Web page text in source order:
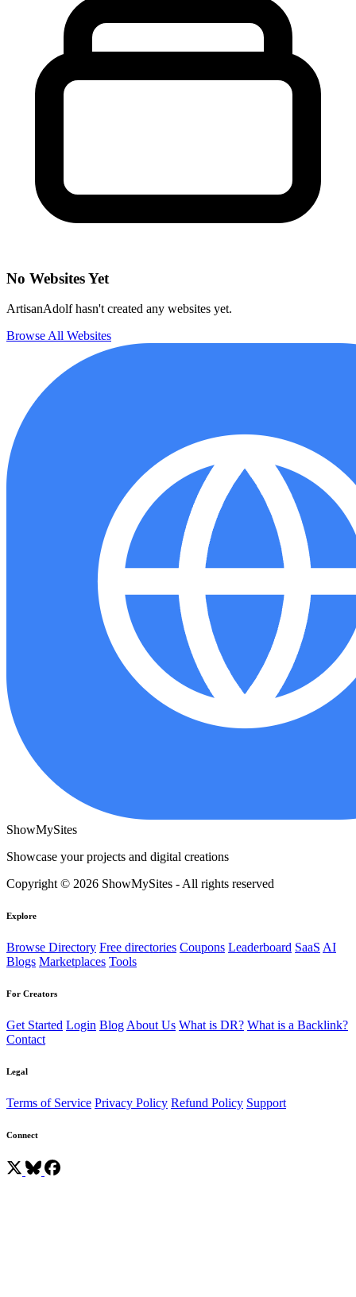
No Websites Yet
ArtisanAdolf hasn't created any websites yet.
Browse All Websites
ShowMySites
Showcase your projects and digital creations
Copyright © 2026 ShowMySites - All rights reserved
Explore
Browse Directory Free directories Coupons Leaderboard SaaS AI
Blogs Marketplaces Tools
For Creators
Get Started Login Blog About Us What is DR? What is a Backlink?
Contact
Legal
Terms of Service Privacy Policy Refund Policy Support
Connect